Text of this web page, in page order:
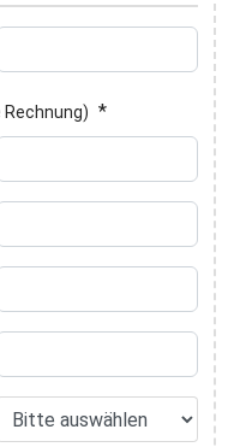
Rechnung) *